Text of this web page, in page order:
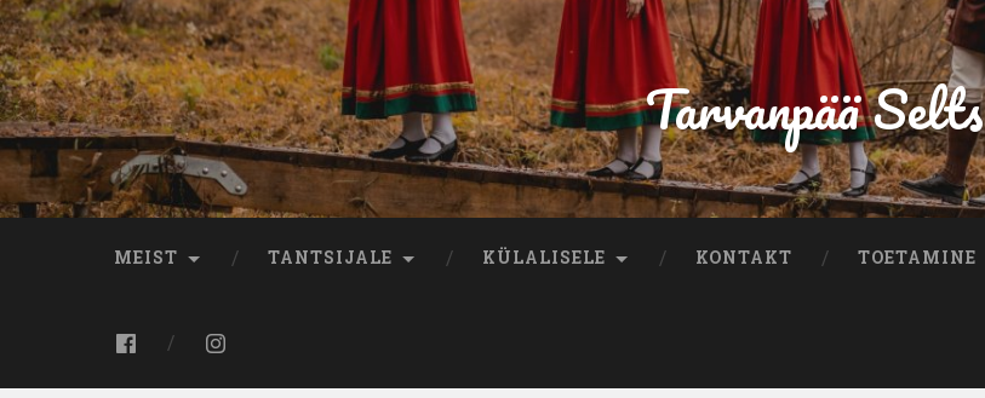
Tarvanpää Selts
MEIST TANTSIJALE KÜLALISELE KONTAKT TOETAMINE